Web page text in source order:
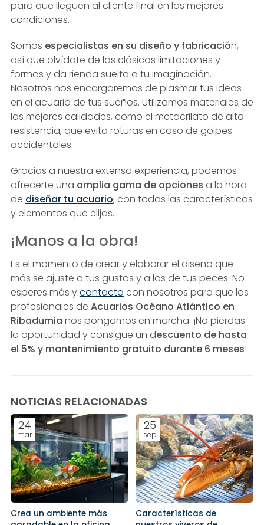
para que lleguen al cliente final en las mejores
condiciones.
Somos especialistas en su diseño y fabricación,
así que olvídate de las clásicas limitaciones y
formas y da rienda suelta a tu imaginación.
Nosotros nos encargaremos de plasmar tus ideas
en el acuario de tus sueños. Utilizamos materiales de
las mejores calidades, como el metacrilato de alta
resistencia, que evita roturas en caso de golpes
accidentales.
Gracias a nuestra extensa experiencia, podemos
ofrecerte una amplia gama de opciones a la hora
de diseñar tu acuario, con todas las características
y elementos que elijas.
¡Manos a la obra!
Es el momento de crear y elaborar el diseño que
más se ajuste a tus gustos y a los de tus peces. No
esperes más ycontacta con nosotros para que los
profesionales de Acuarios Océano Atlántico en
Ribadumia nos pongamos en marcha. ¡No pierdas
la oportunidad y consigue un descuento de hasta
el 5% y mantenimiento gratuito durante 6 meses!
NOTICIAS RELACIONADAS
24
mar
Crea un ambiente más
25
sep
Características de